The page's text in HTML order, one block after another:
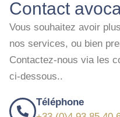
Contact
Vous souhaitez avoir
nos services, ou bien
Contactez-nous via les
ci-dessous..
Téléphone